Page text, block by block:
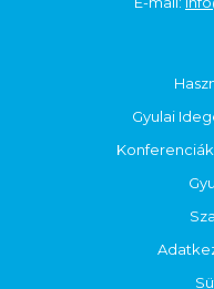
Gyulai